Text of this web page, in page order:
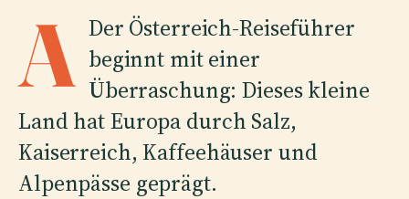
A Der Österreich-Reiseführer
beginnt mit einer
Überraschung: Dieses kleine
Land hat Europa durch Salz,
Kaiserreich, Kaffeehäuser und
Alpenpässe geprägt.